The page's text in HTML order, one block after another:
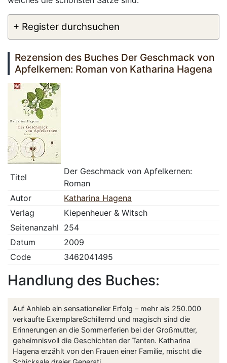
+ Register durchsuchen
Rezension des Buches Der Geschmack von
Apfelkernen: Roman von Katharina Hagena
Titel
Der Geschmack von Apfelkernen:
Roman
Autor
Katharina Hagena
Verlag
Kiepenheuer & Witsch
Seitenanzahl 254
Datum
2009
Code
3462041495
Handlung des Buches:
Auf Anhieb ein sensationeller Erfolg – mehr als 250.000
verkaufte ExemplareSchillernd und magisch sind die
Erinnerungen an die Sommerferien bei der Groß­mutter,
geheimnisvoll die Geschichten der Tanten. Katharina
Hagena erzählt von den Frauen einer Familie, mischt die